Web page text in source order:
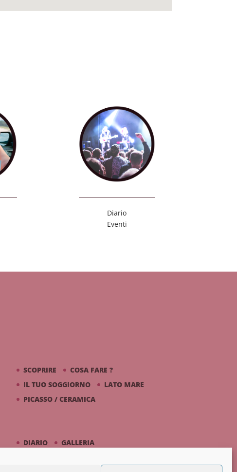
Diario
Eventi
SCOPRIRE
COSA FARE ?
IL TUO SOGGIORNO
LATO MARE
PICASSO / CERAMICA
DIARIO GALLERIA